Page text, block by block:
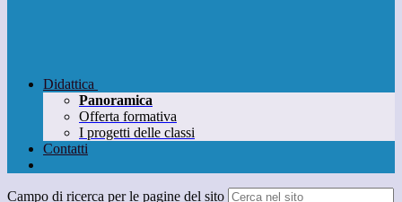
Didattica
Panoramica
Offerta formativa
I progetti delle classi
Contatti
Campo di ricerca per le pagine del sito